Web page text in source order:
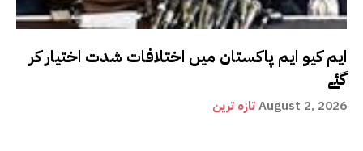
ایم کیو ایم پاکستان میں اختلافات شدت اختیار کر
گئے
تازہ ترینAugust 2, 2026